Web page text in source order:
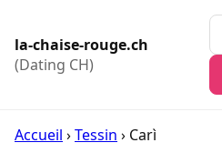
la-chaise-rouge.ch
(Dating CH)
Accueil ›Tessin › Carì